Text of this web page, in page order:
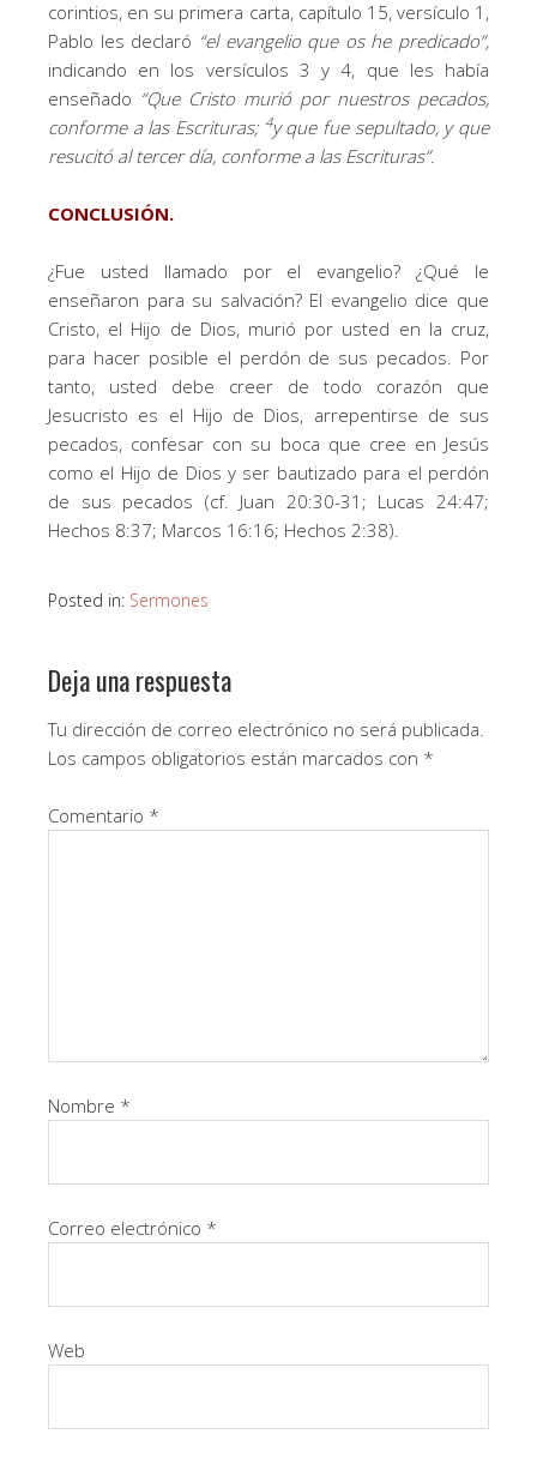
corintios, en su primera carta, capítulo 15, versículo 1,
Pablo les declaró “el evangelio que os he predicado”,
indicando en los versículos 3 y 4, que les había
enseñado “Que Cristo murió por nuestros pecados,
conforme a las Escrituras; 4y que fue sepultado, y que
resucitó al tercer día, conforme a las Escrituras”.
CONCLUSIÓN.
¿Fue usted llamado por el evangelio? ¿Qué le
enseñaron para su salvación? El evangelio dice que
Cristo, el Hijo de Dios, murió por usted en la cruz,
para hacer posible el perdón de sus pecados. Por
tanto, usted debe creer de todo corazón que
Jesucristo es el Hijo de Dios, arrepentirse de sus
pecados, confesar con su boca que cree en Jesús
como el Hijo de Dios y ser bautizado para el perdón
de sus pecados (cf. Juan 20:30-31; Lucas 24:47;
Hechos 8:37; Marcos 16:16; Hechos 2:38).
Posted in: Sermones
Deja una respuesta
Tu dirección de correo electrónico no será publicada.
Los campos obligatorios están marcados con *
Comentario *
Nombre *
Correo electrónico *
Web